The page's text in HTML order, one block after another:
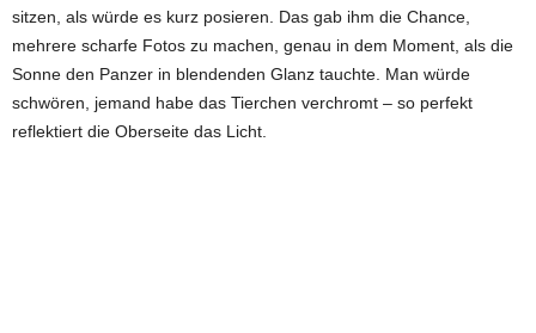
sitzen, als würde es kurz posieren. Das gab ihm die Chance,
mehrere scharfe Fotos zu machen, genau in dem Moment, als die
Sonne den Panzer in blendenden Glanz tauchte. Man würde
schwören, jemand habe das Tierchen verchromt – so perfekt
reflektiert die Oberseite das Licht.